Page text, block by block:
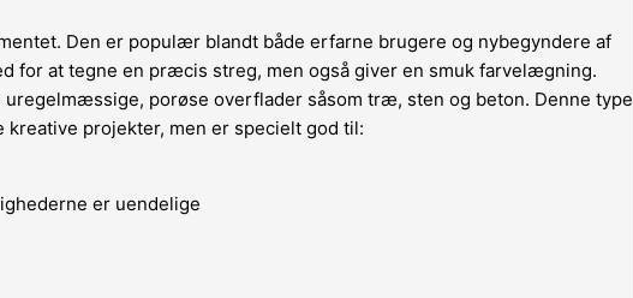
Den er populær blandt både erfarne brugere og nybegyndere af
for at tegne en præcis streg, men også giver en smuk farvelægning.
porøse overflader såsom træ, sten og beton. Denne type
projekter, men er specielt god til:
er uendelige